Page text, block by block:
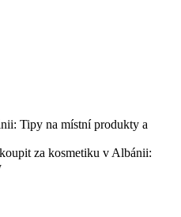
za kosmetiku v Albánii: